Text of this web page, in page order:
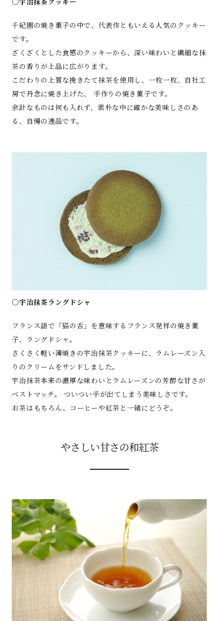
千紀園の焼き菓子の中で、代表作ともいえる人気のクッキー
です。
ざくざくとした食感のクッキーから、深い味わいと繊細な抹
茶の香りが上品に広がります。
こだわりの上質な挽きたて抹茶を使用し、一枚一枚、自社工
房で丹念に焼き上げた、 手作りの焼き菓子です。
余計なものは何も入れず、素朴な中に確かな美味しさのあ
る、自慢の逸品です。
○宇治抹茶ラングドシャ
フランス語で「猫の舌」を意味するフランス発祥の焼き菓
子、ラングドシャ。
さくさく軽い薄焼きの宇治抹茶クッキーに、ラムレーズン入
りのクリームをサンドしました。
宇治抹茶本来の濃厚な味わいとラムレーズンの芳醇な甘さが
ベストマッチ。 ついつい手が出てしまう美味しさです。
お茶はもちろん、コーヒーや紅茶と一緒にどうぞ。
やさしい甘さの和紅茶